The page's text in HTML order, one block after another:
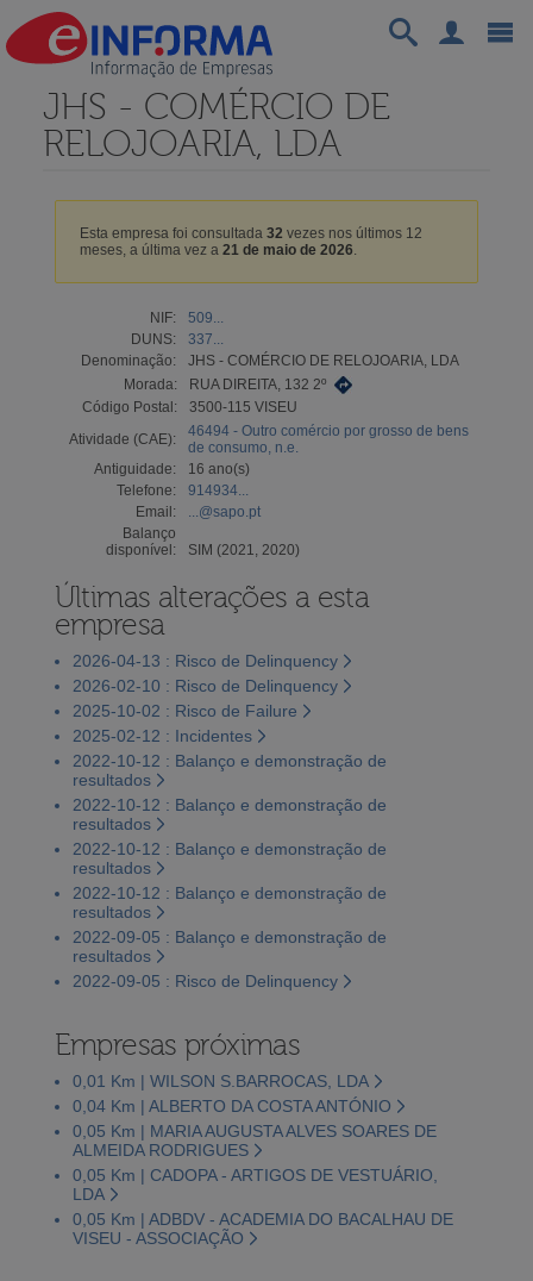
JHS - COMÉRCIO DE
RELOJOARIA, LDA
Esta empresa foi consultada 32 vezes nos últimos 12
meses, a última vez a 21 de maio de 2026.
NIF:
509...
DUNS:
337...
Denominação:
JHS - COMÉRCIO DE RELOJOARIA, LDA
Morada:
RUA DIREITA, 132 2º
Código Postal:
3500-115 VISEU
Atividade (CAE):
46494 - Outro comércio por grosso de bens
de consumo, n.e.
Antiguidade:
16 ano(s)
Telefone:
914934...
Email:
...@sapo.pt
Balanço
disponível:
SIM (2021, 2020)
Últimas alterações a esta
empresa
2026-04-13 : Risco de Delinquency
2026-02-10 : Risco de Delinquency
2025-10-02 : Risco de Failure
2025-02-12 : Incidentes
2022-10-12 : Balanço e demonstração de
resultados
2022-10-12 : Balanço e demonstração de
resultados
2022-10-12 : Balanço e demonstração de
resultados
2022-10-12 : Balanço e demonstração de
resultados
2022-09-05 : Balanço e demonstração de
resultados
2022-09-05 : Risco de Delinquency
Empresas próximas
0,01 Km | WILSON S.BARROCAS, LDA
0,04 Km | ALBERTO DA COSTA ANTÓNIO
0,05 Km | MARIA AUGUSTA ALVES SOARES DE
ALMEIDA RODRIGUES
0,05 Km | CADOPA - ARTIGOS DE VESTUÁRIO,
LDA
0,05 Km | ADBDV - ACADEMIA DO BACALHAU DE
VISEU - ASSOCIAÇÃO